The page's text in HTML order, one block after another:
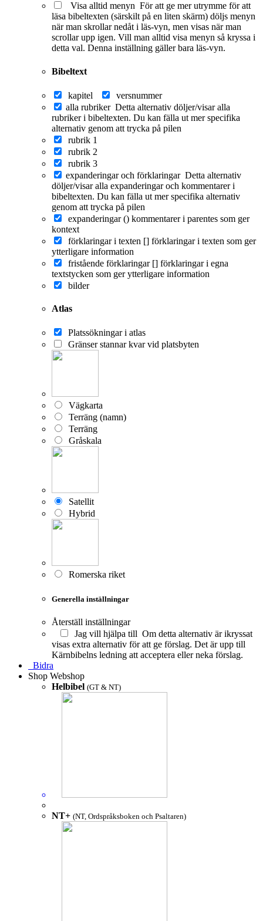
Visa alltid menyn För att ge mer utrymme för att
läsa bibeltexten (särskilt på en liten skärm) döljs menyn
när man skrollar nedåt i läs-vyn, men visas när man
scrollar upp igen. Vill man alltid visa menyn så kryssa i
detta val. Denna inställning gäller bara läs-vyn.
Bibeltext
kapitel
versnummer
alla rubriker Detta alternativ döljer/visar alla
rubriker i bibeltexten. Du kan fälla ut mer specifika
alternativ genom att trycka på pilen
rubrik 1
rubrik 2
rubrik 3
expanderingar och förklaringar Detta alternativ
döljer/visar alla expanderingar och kommentarer i
bibeltexten. Du kan fälla ut mer specifika alternativ
genom att trycka på pilen
expanderingar () kommentarer i parentes som ger
kontext
förklaringar i texten [] förklaringar i texten som ger
ytterligare information
fristående förklaringar [] förklaringar i egna
textstycken som ger ytterligare information
bilder
Atlas
Platssökningar i atlas
Gränser stannar kvar vid platsbyten
Vägkarta
Terräng (namn)
Terräng
Gråskala
Satellit
Hybrid
Romerska riket
Generella inställningar
Återställ inställningar
Jag vill hjälpa till Om detta alternativ är ikryssat
visas extra alternativ för att ge förslag. Det är upp till
Kärnbibelns ledning att acceptera eller neka förslag.
Bidra
Shop Webshop
Helbibel (GT & NT)
NT+ (NT, Ordspråksboken och Psaltaren)